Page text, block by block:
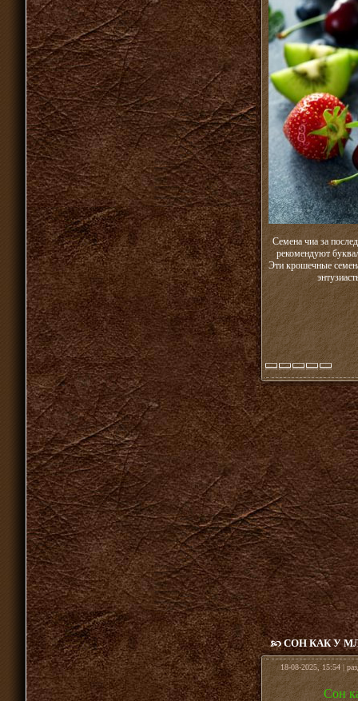
Семена чиа за
рекомендуют
Эти крошечные
СОН КАК У
18-08-2025, 15:54 |
Сон